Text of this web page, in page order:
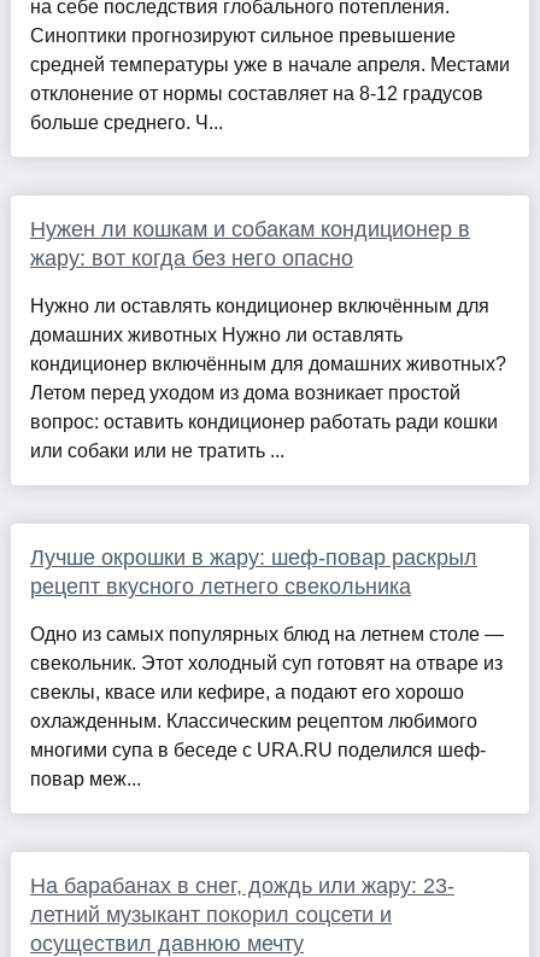
на себе последствия глобального потепления.
Синоптики прогнозируют сильное превышение
средней температуры уже в начале апреля. Местами
отклонение от нормы составляет на 8-12 градусов
больше среднего. Ч...
Нужен ли кошкам и собакам кондиционер в
жару: вот когда без него опасно
Нужно ли оставлять кондиционер включённым для
домашних животных Нужно ли оставлять
кондиционер включённым для домашних животных?
Летом перед уходом из дома возникает простой
вопрос: оставить кондиционер работать ради кошки
или собаки или не тратить ...
Лучше окрошки в жару: шеф-повар раскрыл
рецепт вкусного летнего свекольника
Одно из самых популярных блюд на летнем столе —
свекольник. Этот холодный суп готовят на отваре из
свеклы, квасе или кефире, а подают его хорошо
охлажденным. Классическим рецептом любимого
многими супа в беседе с URA.RU поделился шеф-
повар меж...
На барабанах в снег, дождь или жару: 23-
летний музыкант покорил соцсети и
осуществил давнюю мечту